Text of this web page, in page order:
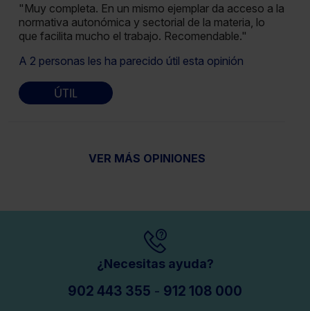
"Muy completa. En un mismo ejemplar da acceso a la
normativa autonómica y sectorial de la materia, lo
que facilita mucho el trabajo. Recomendable."
A 2 personas les ha parecido útil esta opinión
ÚTIL
VER MÁS OPINIONES
¿Necesitas ayuda?
902 443 355 - 912 108 000